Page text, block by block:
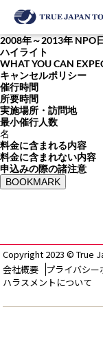
2008年～2013年 NPO
ハイライト
WHAT YOU CAN
キャンセルポリシー
催行時間
所要時間
実施場所・訪問地
最小催行人数
名
料金に含まれる内容
料金に含まれない内容
申込みの際の諸注意
BOOKMARK
Copyright 2023 © True
会社概要
プライバシー
ハラスメントについて